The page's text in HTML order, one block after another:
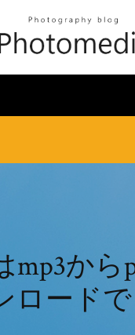
mp3から
ロード